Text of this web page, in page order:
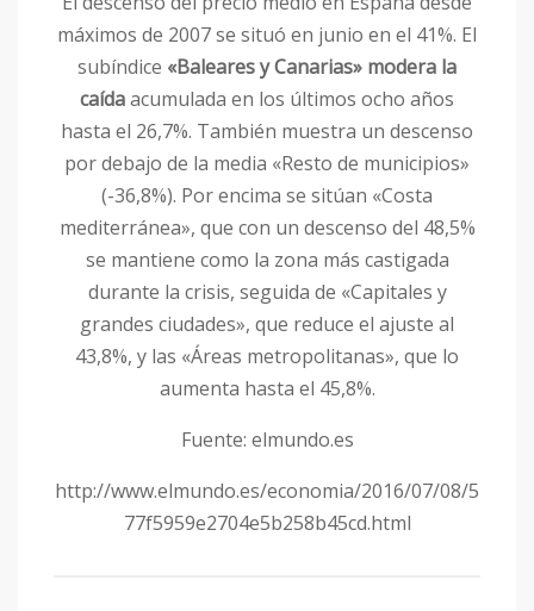
máximos de 2007 se situó en junio en el 41%. El
subíndice «Baleares y Canarias» modera la
caídaacumulada en los últimos ocho años
hasta el 26,7%. También muestra un descenso
por debajo de la media «Resto de municipios»
(-36,8%). Por encima se sitúan «Costa
mediterránea», que con un descenso del 48,5%
se mantiene como la zona más castigada
durante la crisis, seguida de «Capitales y
grandes ciudades», que reduce el ajuste al
43,8%, y las «Áreas metropolitanas», que lo
aumenta hasta el 45,8%.
Fuente: elmundo.es
http://www.elmundo.es/economia/2016/07/08/5
77f5959e2704e5b258b45cd.html